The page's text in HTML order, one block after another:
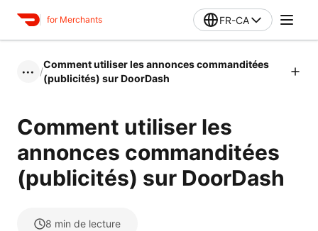
for Merchants FR-CA
••• /
Comment utiliser les annonces commanditées
(publicités) sur DoorDash
Comment utiliser les
annonces commanditées
(publicités) sur DoorDash
8 min de lecture